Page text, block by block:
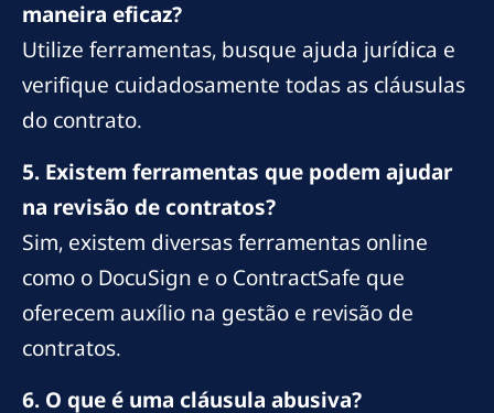
maneira eficaz?
Utilize ferramentas, busque ajuda jurídica e
verifique cuidadosamente todas as cláusulas
do contrato.
5. Existem ferramentas que podem ajudar
na revisão de contratos?
Sim, existem diversas ferramentas online
como o DocuSign e o ContractSafe que
oferecem auxílio na gestão e revisão de
contratos.
6. O que é uma cláusula abusiva?